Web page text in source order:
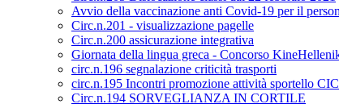
Avvio della vaccinazione anti Covid-19 per il
Circ.n.201 - visualizzazione pagelle
Circ.n.200 assicurazione integrativa
Giornata della lingua greca - Concorso
circ.n.196 segnalazione criticità trasporti
circ.n.195 Incontri promozione attività sportello CIC
Circ.n.194 SORVEGLIANZA IN CORTILE